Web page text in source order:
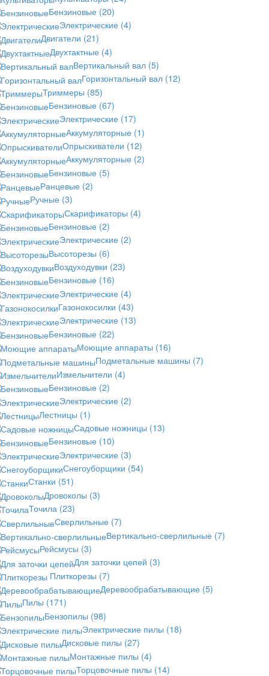
Бензиновые (20)
Электрические (4)
Двигатели (21)
Двухтактные (4)
Вертикальный вал (5)
Горизонтальный вал (12)
Триммеры (85)
Бензиновые (67)
Электрические (17)
Аккумуляторные (1)
Опрыскиватели (12)
Аккумуляторные (2)
Бензиновые (5)
Ранцевые (2)
Ручные (3)
Скарификаторы (4)
Бензиновые (2)
Электрические (2)
Высоторезы (6)
Воздуходувки (23)
Бензиновые (16)
Электрические (4)
Газонокосилки (43)
Электрические (13)
Бензиновые (22)
Моющие аппараты (16)
Подметальные машины (7)
Измельчители (4)
Бензиновые (2)
Электрические (2)
Лестницы (1)
Садовые ножницы (13)
Бензиновые (10)
Электрические (3)
Снегоуборщики (54)
Станки (51)
Дровоколы (3)
Точила (23)
Сверлильные (7)
Вертикально-сверлильные (7)
Рейсмусы (3)
Для заточки цепей (3)
Плиткорезы (7)
Деревообрабатывающие (5)
Пилы (171)
Бензопилы (98)
Электрические пилы (18)
Дисковые пилы (27)
Монтажные пилы (4)
Торцовочные пилы (14)